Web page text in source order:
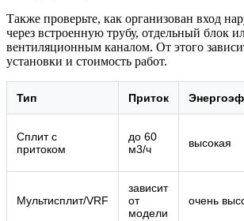
Также проверьте, как организован вход
через встроенную трубу, отдельный блок
вентиляционным каналом. От этого
установки и стоимость работ.
Тип Приток
Сплит с
притоком
до 60
м3/ч
высокая
Мультисплит/VRF
зависит
от
модели
очень